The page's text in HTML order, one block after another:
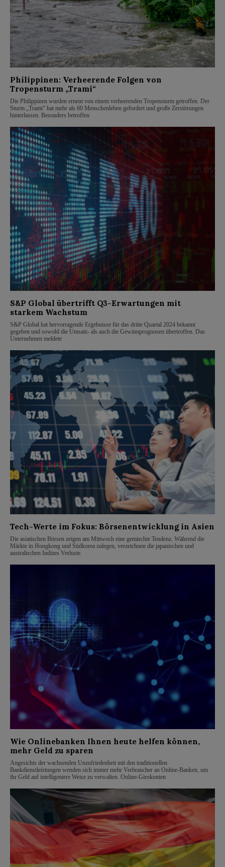
Philippinen: Verheerende Folgen von
Tropensturm „Trami“
Die Philippinen wurden erneut von einem verheerenden Tropensturm getroffen. Der
Sturm „Trami“ hat mehr als 60 Menschenleben gefordert und große Zerstörungen
hinterlassen. Besonders betroffen
S&P Global übertrifft Q3-Erwartungen mit
starkem Wachstum
S&P Global hat hervorragende Ergebnisse für das dritte Quartal 2024 bekannt
gegeben und sowohl die Umsatz- als auch die Gewinnprognosen übertroffen. Das
Unternehmen meldete
Tech-Werte im Fokus: Börsenentwicklung in Asien
Die asiatischen Börsen zeigen am Mittwoch eine gemischte Tendenz. Während die
Märkte in Hongkong und Südkorea zulegen, verzeichnen die japanischen und
australischen Indizes Verluste.
Wie Onlinebanken Ihnen heute helfen können,
mehr Geld zu sparen
Angesichts der wachsenden Unzufriedenheit mit den traditionellen
Bankdienstleistungen wenden sich immer mehr Verbraucher an Online-Banken, um
ihr Geld auf intelligentere Weise zu verwalten. Online-Girokonten